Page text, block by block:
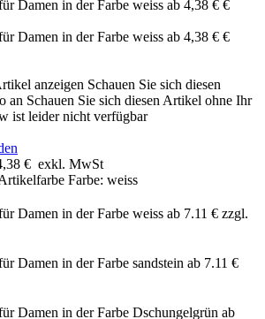
anzeigen Schauen Sie sich diesen
an Schauen Sie sich diesen Artikel ohne Ihr
ist leider nicht verfügbar
€ exkl. MwSt
Farbe: weiss